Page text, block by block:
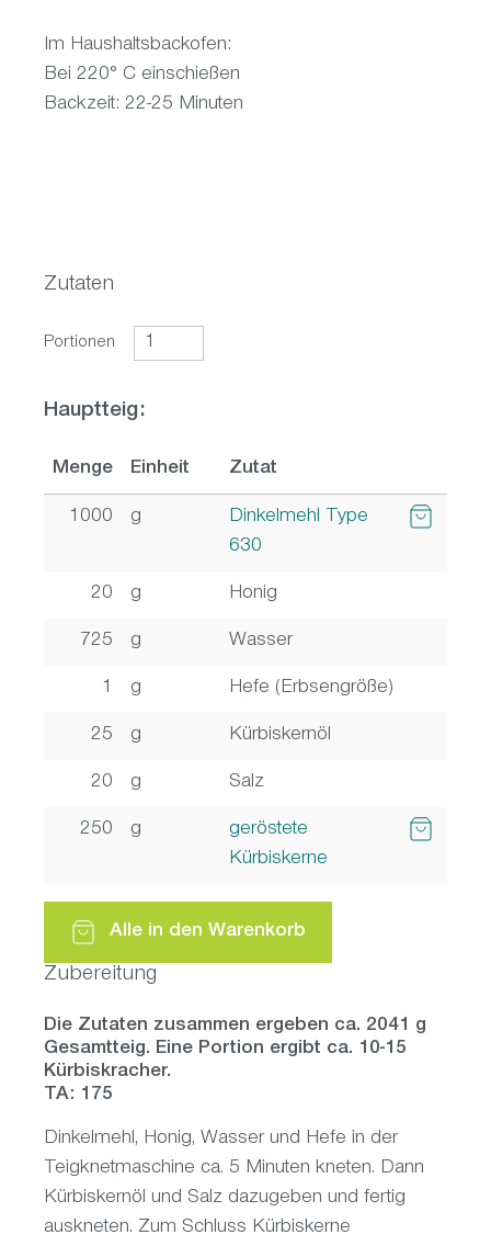
Im Haushaltsbackofen:
Bei 220° C einschießen
Backzeit: 22-25 Minuten
Zutaten
Portionen
Hauptteig:
Menge Einheit Zutat
1000 g
Dinkelmehl Type
630
20 g Honig
725 g Wasser
1 g Hefe (Erbsengröße)
25 g Kürbiskernöl
20 g Salz
250 g
geröstete
Kürbiskerne
Alle in den Warenkorb
Zubereitung
Die Zutaten zusammen ergeben ca. 2041 g
Gesamtteig. Eine Portion ergibt ca. 10-15
Kürbiskracher.
TA: 175
Dinkelmehl, Honig, Wasser und Hefe in der
Teigknetmaschine ca. 5 Minuten kneten. Dann
Kürbiskernöl und Salz dazugeben und fertig
auskneten. Zum Schluss Kürbiskerne